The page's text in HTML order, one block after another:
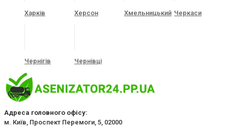
Харків Херсон Хмельницький Черкаси
Чернігів Чернівці
Адреса головного офісу:
м. Київ, Проспект Перемоги, 5, 02000